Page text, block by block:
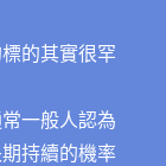
的其實很罕
一般人認為
持續的機率